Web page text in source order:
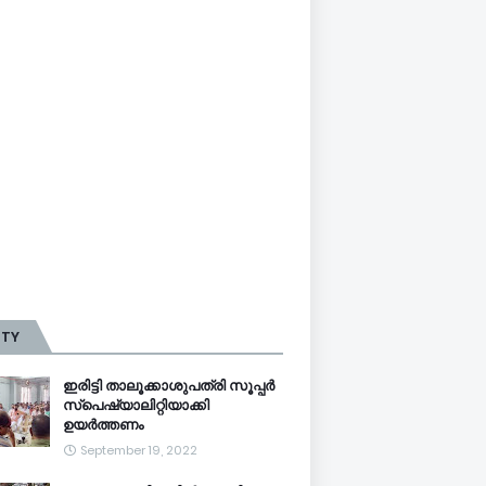
ഇരിട്ടി താലൂക്കാശുപത്രി സൂപ്പർ
സ്‌പെഷ്യാലിറ്റിയാക്കി
ഉയർത്തണം
September 19, 2022